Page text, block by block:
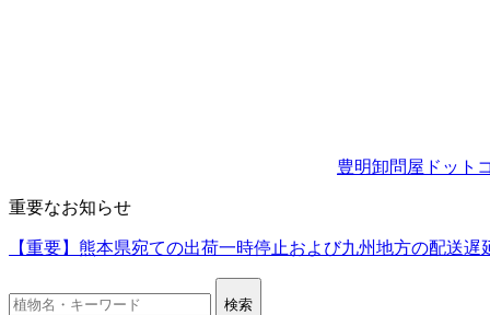
豊明卸問屋ドット
重要なお知らせ
【重要】熊本県宛ての出荷一時停止および九州地方の配送遅
検索